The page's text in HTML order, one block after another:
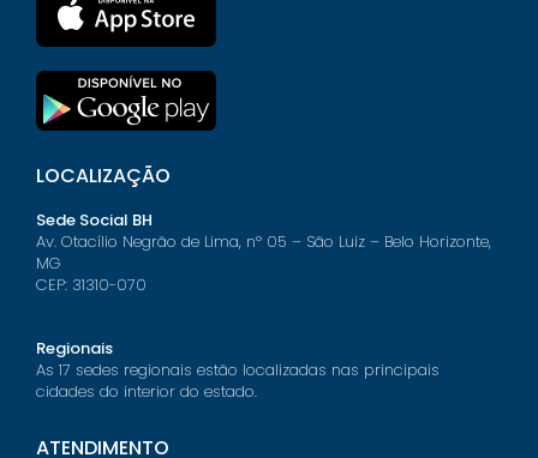
LOCALIZAÇÃO
Sede Social BH
Av. Otacílio Negrão de Lima, nº 05 – São Luiz – Belo Horizonte,
MG
CEP: 31310-070
Regionais
As 17 sedes regionais estão localizadas nas principais
cidades do interior do estado.
ATENDIMENTO